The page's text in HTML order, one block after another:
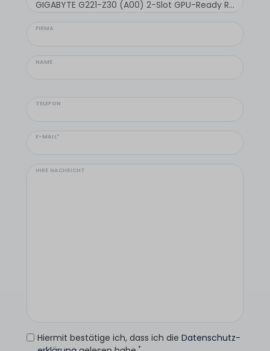
FIRMA
NAME
TELEFON
E-MAIL*
IHRE NACHRICHT
Hiermit bestätige ich, dass ich die Daten­schutz­
*